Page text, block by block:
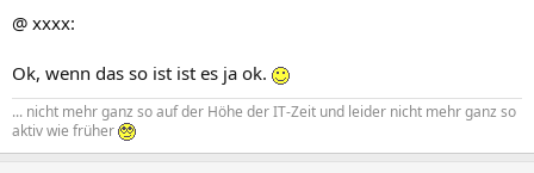
@ xxxx:
Ok, wenn das so ist ist es ja ok.
... nicht mehr ganz so auf der Höhe der IT-Zeit und leider nicht mehr ganz so
aktiv wie früher